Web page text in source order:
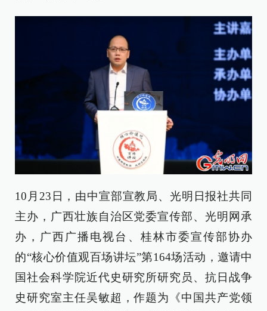
10月23日，由中宣部宣教局、光明日报社共同
主办，广西壮族自治区党委宣传部、光明网承
办，广西广播电视台、桂林市委宣传部协办
的“核心价值观百场讲坛”第164场活动，邀请中
国社会科学院近代史研究所研究员、抗日战争
史研究室主任吴敏超，作题为《中国共产党领